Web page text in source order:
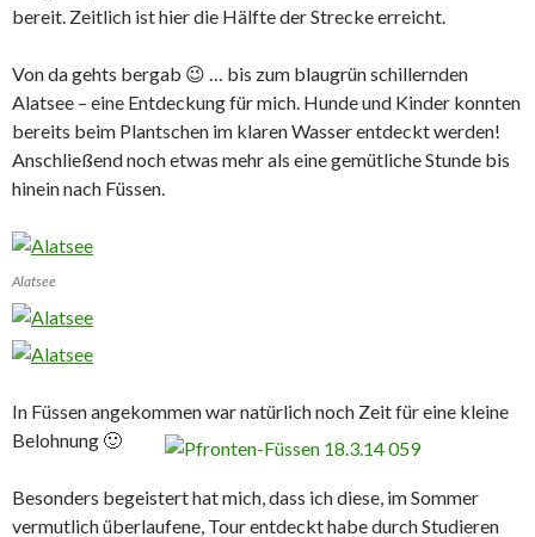
bereit. Zeitlich ist hier die Hälfte der Strecke erreicht.
Von da gehts bergab 😉 … bis zum blaugrün schillernden
Alatsee – eine Entdeckung für mich. Hunde und Kinder konnten
bereits beim Plantschen im klaren Wasser entdeckt werden!
Anschließend noch etwas mehr als eine gemütliche Stunde bis
hinein nach Füssen.
Alatsee
In Füssen angekommen war natürlich noch Zeit für eine kleine
Belohnung 🙂
Besonders begeistert hat mich, dass ich diese, im Sommer
vermutlich überlaufene, Tour entdeckt habe durch Studieren